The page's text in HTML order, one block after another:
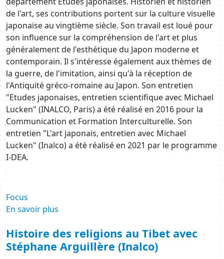
de l'art, ses contributions portent sur la culture visuelle
japonaise au vingtième siècle. Son travail est loué pour
son influence sur la compréhension de l'art et plus
généralement de l'esthétique du Japon moderne et
contemporain. Il s'intéresse également aux thèmes de
la guerre, de l'imitation, ainsi qu'à la réception de
l'Antiquité gréco-romaine au Japon. Son entretien
"Etudes japonaises, entretien scientifique avec Michael
Lucken" (INALCO, Paris) a été réalisé en 2016 pour la
Communication et Formation Interculturelle. Son
entretien "L'art japonais, entretien avec Michael
Lucken" (Inalco) a été réalisé en 2021 par le programme
I-DEA.
Focus
En savoir plus
Histoire des religions au Tibet avec
Stéphane Arguillère (Inalco)